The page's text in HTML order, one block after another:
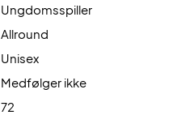
Ungdomsspiller
Allround
Unisex
Medfølger ikke
72